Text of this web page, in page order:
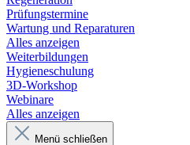
Prüfungstermine
Wartung und Reparaturen
Alles anzeigen
Weiterbildungen
Hygieneschulung
3D-Workshop
Webinare
Alles anzeigen
Menü schließen